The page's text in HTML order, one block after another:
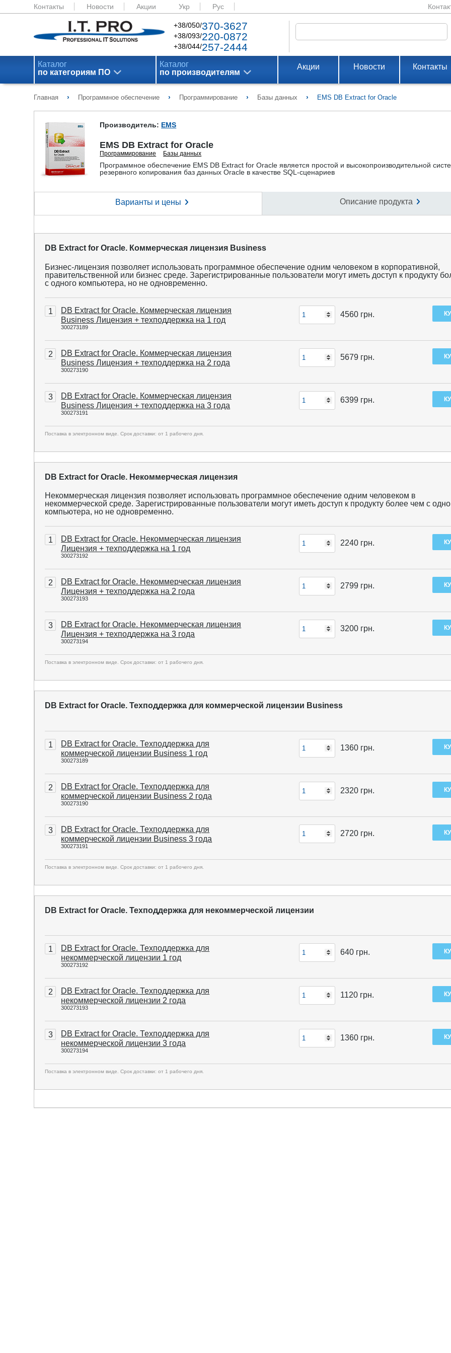
Контакты Новости Акции Укр Рус
+38/050/370-3627
+38/093/220-0872
+38/044/257-2444
Каталог
по категориям ПО
Каталог
по производителям
Акции Новости Контакты
Главная › Программное обеспечение › Программирование › Базы данных › EMS DB Extract for Oracle
Производитель: EMS
EMS DB Extract for Oracle
Программирование Базы данных
Программное обеспечение EMS DB Extract for Oracle является простой и высокопроизводительной
резервного копирования баз данных Oracle в качестве SQL-сценариев
Варианты и цены Описание продукта
DB Extract for Oracle. Коммерческая лицензия Business
Бизнес-лицензия позволяет использовать программное обеспечение одним человеком в корпоративной,
правительственной или бизнес среде. Зарегистрированные пользователи могут иметь доступ к продукту
с одного компьютера, но не одновременно.
1
DB Extract for Oracle. Коммерческая лицензия
Business Лицензия + техподдержка на 1 год
300273189
4560грн.
2
DB Extract for Oracle. Коммерческая лицензия
Business Лицензия + техподдержка на 2 года
300273190
5679грн.
3
DB Extract for Oracle. Коммерческая лицензия
Business Лицензия + техподдержка на 3 года
300273191
6399грн.
Поставка в электронном виде. Срок доставки: от 1 рабочего дня.
DB Extract for Oracle. Некоммерческая лицензия
Некоммерческая лицензия позволяет использовать программное обеспечение одним человеком в
некоммерческой среде. Зарегистрированные пользователи могут иметь доступ к продукту более чем с
компьютера, но не одновременно.
1
DB Extract for Oracle. Некоммерческая лицензия
Лицензия + техподдержка на 1 год
300273192
2240грн.
2
DB Extract for Oracle. Некоммерческая лицензия
Лицензия + техподдержка на 2 года
300273193
2799грн.
3
DB Extract for Oracle. Некоммерческая лицензия
Лицензия + техподдержка на 3 года
300273194
3200грн.
Поставка в электронном виде. Срок доставки: от 1 рабочего дня.
DB Extract for Oracle. Техподдержка для коммерческой лицензии Business
1
DB Extract for Oracle. Техподдержка для
коммерческой лицензии Business 1 год
300273189
1360грн.
2
DB Extract for Oracle. Техподдержка для
коммерческой лицензии Business 2 года
300273190
2320грн.
3
DB Extract for Oracle. Техподдержка для
коммерческой лицензии Business 3 года
300273191
2720грн.
Поставка в электронном виде. Срок доставки: от 1 рабочего дня.
DB Extract for Oracle. Техподдержка для некоммерческой лицензии
1
DB Extract for Oracle. Техподдержка для
некоммерческой лицензии 1 год
300273192
640грн.
2
DB Extract for Oracle. Техподдержка для
некоммерческой лицензии 2 года
300273193
1120грн.
3
DB Extract for Oracle. Техподдержка для
некоммерческой лицензии 3 года
300273194
1360грн.
Поставка в электронном виде. Срок доставки: от 1 рабочего дня.